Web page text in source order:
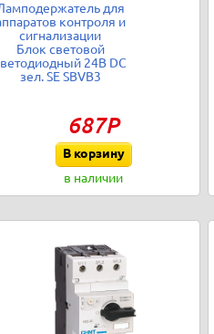
для
контроля и
сигнализации
Блок световой
24В DC
зел. SE SBVB3
687Р
В корзину
в наличии